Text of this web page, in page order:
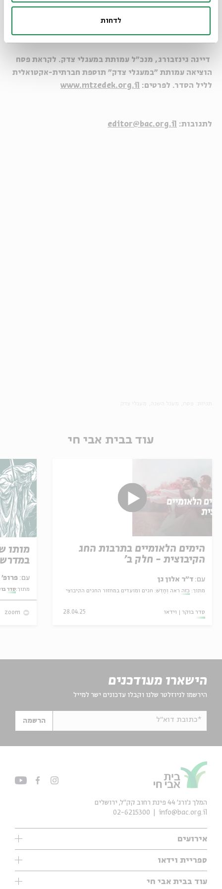
לדחות
דיינה גינזבורג, מנכ"ל עמותת במעגלי צדק. לקראת פסח
הוציאה עמותת "במעגלי צדק" תוספת חברתית-אקטואלית
לליל הסדר. לפרטים:
www.mtzedek.org.il
לתגובות: editor@bac.org.il
עוד בבית אבי חי
הימים הלאומיים בתרבות החג
הקיבוצית - חלק ב'
עם: ד"ר אלון גן
מתוך: כזה ראה וְחַדֵּשׁ: חגים ומועדים במחזור החגים הקיבוצי
סדר בוקר וידאו 28.04.25
מותו
עם: פרופ' אביגדור שנאן
מתוך:סדר
zoom
הישארו מעודכנים
הירשמו לניוזלטר שלנו וקבלו עדכונים ישר למייל
*כתובת דוא"ל הרשמה
אירועים
עיון
אנגלית
ספריית וידאו
ילדים
מוזיקה
עוד בבית אבי חי
המלך ג'ורג' 44 פינת רחוב קק״ל, ירושלים
info@bac.org.il
02-6215300